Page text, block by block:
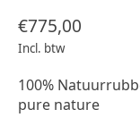
€775,00
Incl. btw
100%
pure nature